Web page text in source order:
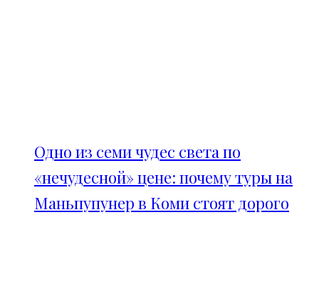
Одно из семи чудес света по
«нечудесной» цене: почему туры на
Маньпупунер в Коми стоят дорого